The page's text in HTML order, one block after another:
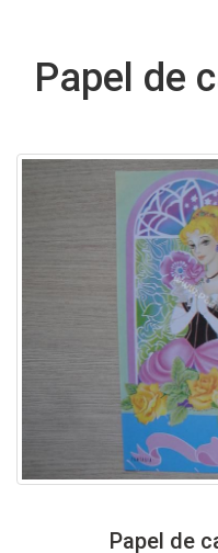
Papel de
Papel de